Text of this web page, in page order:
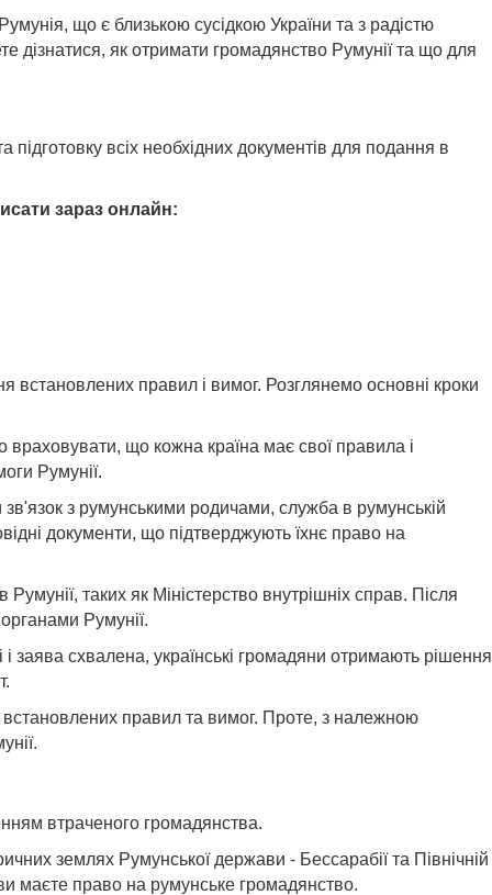
що є близькою сусідкою України та з радістю
дізнатися, як отримати громадянство Румунії та що для
підготовку всіх необхідних документів для подання в
зараз онлайн:
правил і вимог. Розглянемо основні кроки
що кожна країна має свої правила і
Румунії.
з румунськими родичами, служба в румунській
документи, що підтверджують їхнє право на
таких як Міністерство внутрішніх справ. Після
Румунії.
схвалена, українські громадяни отримають рішення
правил та вимог. Проте, з належною
втраченого громадянства.
землях Румунської держави - Бессарабії та Північній
маєте право на румунське громадянство.